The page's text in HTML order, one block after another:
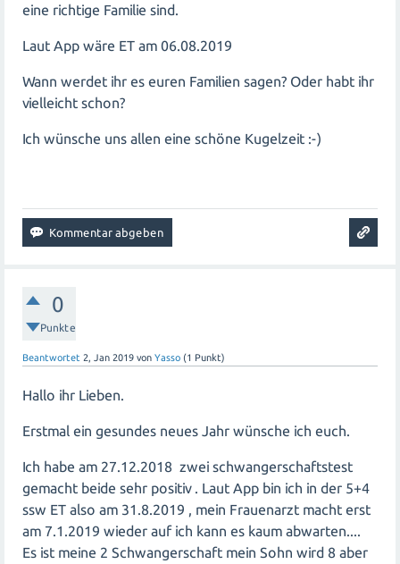
eine richtige Familie sind.
Laut App wäre ET am 06.08.2019
Wann werdet ihr es euren Familien sagen? Oder habt ihr
vielleicht schon?
Ich wünsche uns allen eine schöne Kugelzeit :-)
0
Punkte
Beantwortet 2, Jan 2019 von Yasso (1 Punkt)
Hallo ihr Lieben.
Erstmal ein gesundes neues Jahr wünsche ich euch.
Ich habe am 27.12.2018 zwei schwangerschaftstest
gemacht beide sehr positiv . Laut App bin ich in der 5+4
ssw ET also am 31.8.2019 , mein Frauenarzt macht erst
am 7.1.2019 wieder auf ich kann es kaum abwarten....
Es ist meine 2 Schwangerschaft mein Sohn wird 8 aber